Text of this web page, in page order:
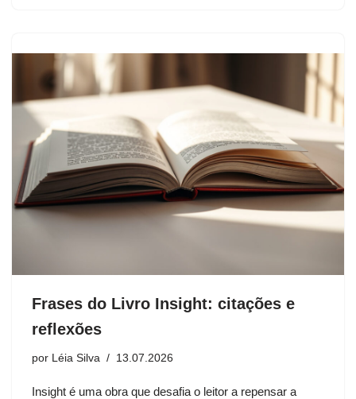
Frases do Livro Insight: citações e
reflexões
por Léia Silva 13.07.2026
Insight é uma obra que desafia o leitor a repensar a